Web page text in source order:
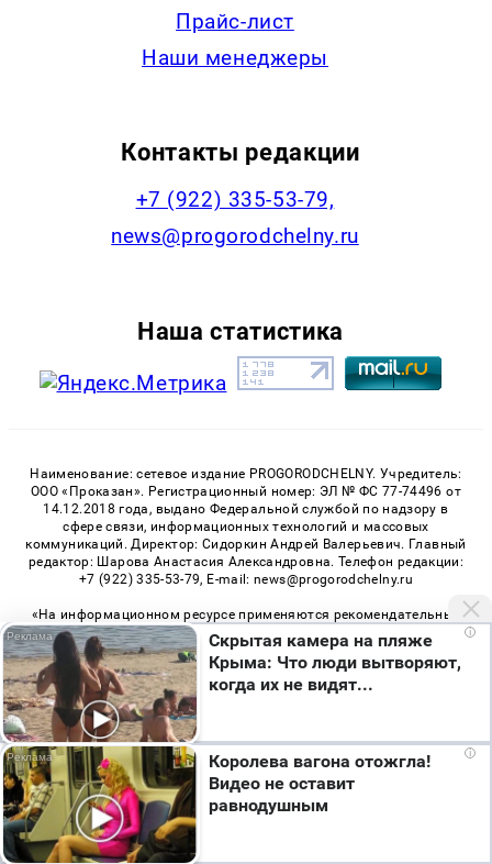
Прайс-лист
Наши менеджеры
Контакты редакции
+7 (922) 335-53-79,
news@progorodchelny.ru
Наша статистика
Наименование: сетевое издание PROGORODCHELNY. Учредитель:
ООО «Проказан». Регистрационный номер: ЭЛ № ФС 77-74496 от
14.12.2018 года, выдано Федеральной службой по надзору в
сфере связи, информационных технологий и массовых
коммуникаций. Директор: Сидоркин Андрей Валерьевич. Главный
редактор: Шарова Анастасия Александровна. Телефон редакции:
+7 (922) 335-53-79, E-mail: news@progorodchelny.ru
«На информационном ресурсе применяются рекомендательные
технологии (информационные технологии предоставления
информации на основе сбора, систематизации и анализа
сведений, относящихся к предпочтениям пользователей сети
«Интернет», находящихся на территории Российской
Федерации)». Правила применения рекомендательных
технологий в виджетах рекламно-обменной сети
«Sparrow» (PDF)
© 2026 «PROGorodChelny» | Все права защищены
Возрастная категория сайта 16+
Мы используем cookie. Во время посещения сайта
вы соглашаетесь с тем, что мы обрабатываем
ваши персональные данные с использованием
метрик Яндекс Метрика, top.mail.ru, LiveInternet.
Я согласен
i
Скрытая камера на пляже
Крыма: Что люди вытворяют,
когда их не видят...
i
Королева вагона отожгла!
Видео не оставит
равнодушным